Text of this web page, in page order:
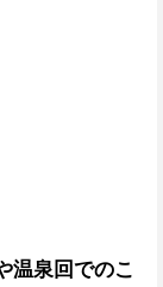
温泉回でのこ